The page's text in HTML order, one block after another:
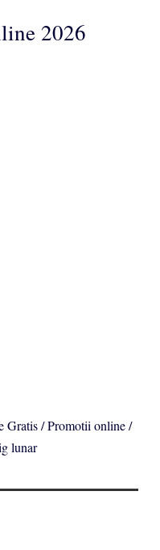
2026
Gratis / Promotii online /
lunar